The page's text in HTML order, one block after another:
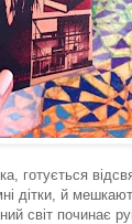
готується
дітки, й
світ починає